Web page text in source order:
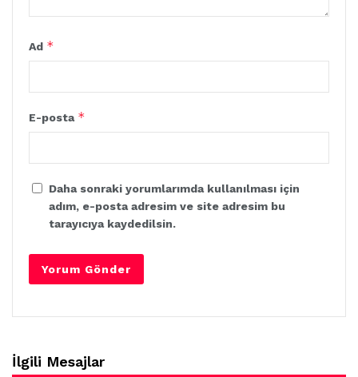
Ad *
E-posta *
Daha sonraki yorumlarımda kullanılması için
adım, e-posta adresim ve site adresim bu
tarayıcıya kaydedilsin.
İlgili Mesajlar